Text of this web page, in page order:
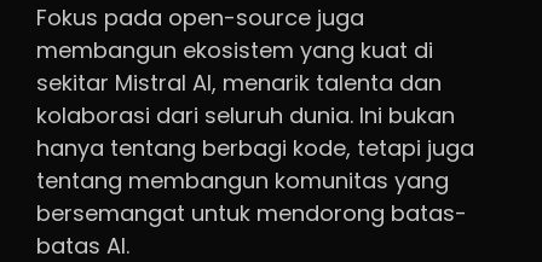
Fokus pada open-source juga
membangun ekosistem yang kuat di
sekitar Mistral AI, menarik talenta dan
kolaborasi dari seluruh dunia. Ini bukan
hanya tentang berbagi kode, tetapi juga
tentang membangun komunitas yang
bersemangat untuk mendorong batas-
batas AI.